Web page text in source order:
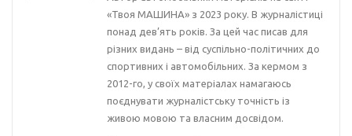
«Твоя МАШИНА» з 2023 року. В журналістиці
понад дев’ять років. За цей час писав для
різних видань – від суспільно-політичних до
спортивних і автомобільних. За кермом з
2012-го, у своїх матеріалах намагаюсь
поєднувати журналістську точність із
живою мовою та власним досвідом.